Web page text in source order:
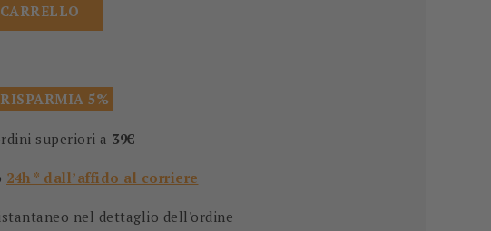
RISPARMIA 5%
superiori a 39€
24h * dall’affido al corriere
nel dettaglio dell'ordine